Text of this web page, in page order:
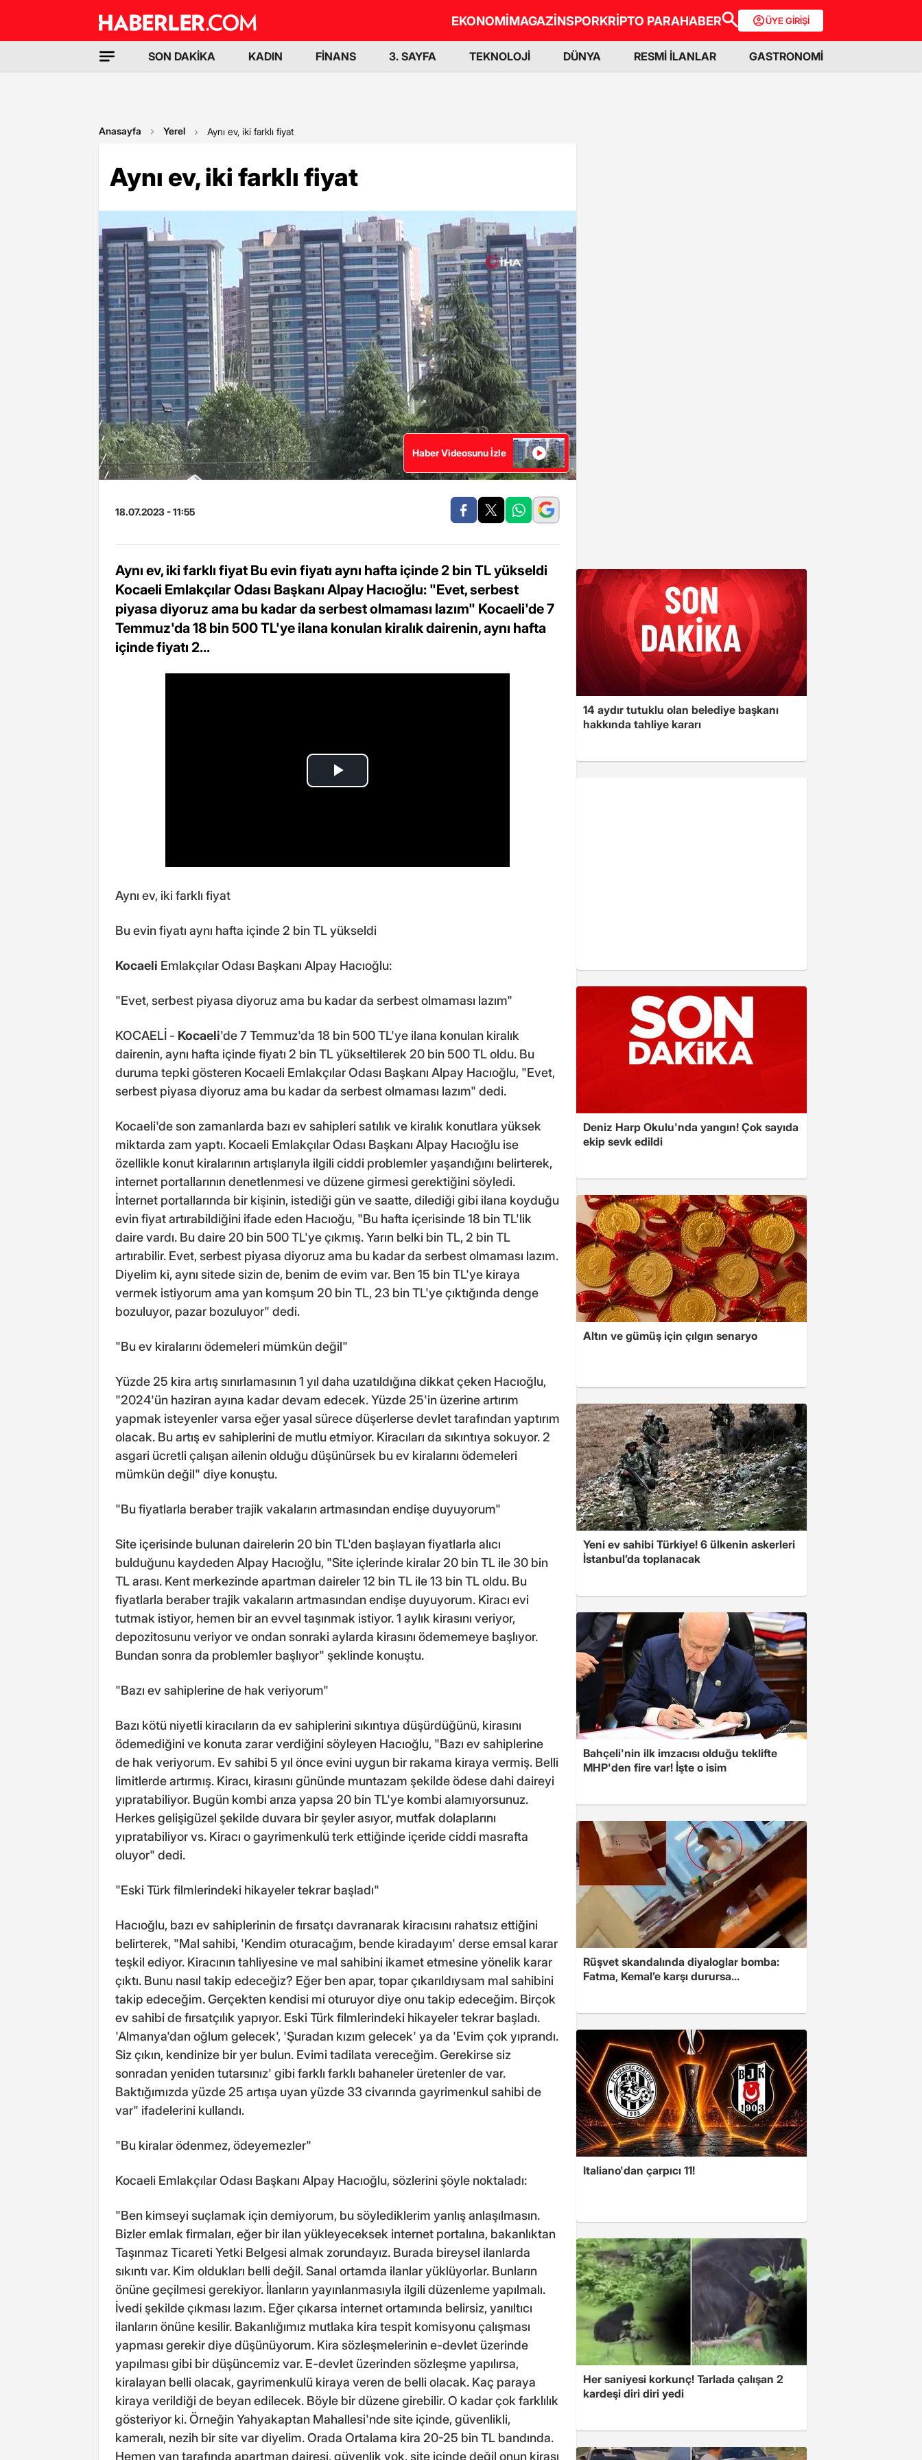
EKONOMİMAGAZİNSPORKRİPTO PARAHABER ÜYE GİRİŞİ
SON DAKİKA KADIN FİNANS 3. SAYFA TEKNOLOJİ DÜNYA RESMİ İLANLAR GASTRONOMİ
Anasayfa Yerel Aynı ev, iki farklı fiyat
Aynı ev, iki farklı fiyat
Haber Videosunu İzle
18.07.2023 - 11:55
Aynı ev, iki farklı fiyat Bu evin fiyatı aynı hafta içinde 2 bin TL yükseldi
Kocaeli Emlakçılar Odası Başkanı Alpay Hacıoğlu: "Evet, serbest
piyasa diyoruz ama bu kadar da serbest olmaması lazım" Kocaeli'de 7
Temmuz'da 18 bin 500 TL'ye ilana konulan kiralık dairenin, aynı hafta
içinde fiyatı 2...
Aynı ev, iki farklı fiyat
Bu evin fiyatı aynı hafta içinde 2 bin TL yükseldi
Kocaeli Emlakçılar Odası Başkanı Alpay Hacıoğlu:
"Evet, serbest piyasa diyoruz ama bu kadar da serbest olmaması lazım"
KOCAELİ - Kocaeli'de 7 Temmuz'da 18 bin 500 TL'ye ilana konulan kiralık
dairenin, aynı hafta içinde fiyatı 2 bin TL yükseltilerek 20 bin 500 TL oldu. Bu
duruma tepki gösteren Kocaeli Emlakçılar Odası Başkanı Alpay Hacıoğlu, "Evet,
serbest piyasa diyoruz ama bu kadar da serbest olmaması lazım" dedi.
Kocaeli'de son zamanlarda bazı ev sahipleri satılık ve kiralık konutlara yüksek
miktarda zam yaptı. Kocaeli Emlakçılar Odası Başkanı Alpay Hacıoğlu ise
özellikle konut kiralarının artışlarıyla ilgili ciddi problemler yaşandığını belirterek,
internet portallarının denetlenmesi ve düzene girmesi gerektiğini söyledi.
İnternet portallarında bir kişinin, istediği gün ve saatte, dilediği gibi ilana koyduğu
evin fiyat artırabildiğini ifade eden Hacıoğu, "Bu hafta içerisinde 18 bin TL'lik
daire vardı. Bu daire 20 bin 500 TL'ye çıkmış. Yarın belki bin TL, 2 bin TL
artırabilir. Evet, serbest piyasa diyoruz ama bu kadar da serbest olmaması lazım.
Diyelim ki, aynı sitede sizin de, benim de evim var. Ben 15 bin TL'ye kiraya
vermek istiyorum ama yan komşum 20 bin TL, 23 bin TL'ye çıktığında denge
bozuluyor, pazar bozuluyor" dedi.
"Bu ev kiralarını ödemeleri mümkün değil"
Yüzde 25 kira artış sınırlamasının 1 yıl daha uzatıldığına dikkat çeken Hacıoğlu,
"2024'ün haziran ayına kadar devam edecek. Yüzde 25'in üzerine artırım
yapmak isteyenler varsa eğer yasal sürece düşerlerse devlet tarafından yaptırım
olacak. Bu artış ev sahiplerini de mutlu etmiyor. Kiracıları da sıkıntıya sokuyor. 2
asgari ücretli çalışan ailenin olduğu düşünürsek bu ev kiralarını ödemeleri
mümkün değil" diye konuştu.
"Bu fiyatlarla beraber trajik vakaların artmasından endişe duyuyorum"
Site içerisinde bulunan dairelerin 20 bin TL'den başlayan fiyatlarla alıcı
bulduğunu kaydeden Alpay Hacıoğlu, "Site içlerinde kiralar 20 bin TL ile 30 bin
TL arası. Kent merkezinde apartman daireler 12 bin TL ile 13 bin TL oldu. Bu
fiyatlarla beraber trajik vakaların artmasından endişe duyuyorum. Kiracı evi
tutmak istiyor, hemen bir an evvel taşınmak istiyor. 1 aylık kirasını veriyor,
depozitosunu veriyor ve ondan sonraki aylarda kirasını ödememeye başlıyor.
Bundan sonra da problemler başlıyor" şeklinde konuştu.
"Bazı ev sahiplerine de hak veriyorum"
Bazı kötü niyetli kiracıların da ev sahiplerini sıkıntıya düşürdüğünü, kirasını
ödemediğini ve konuta zarar verdiğini söyleyen Hacıoğlu, "Bazı ev sahiplerine
de hak veriyorum. Ev sahibi 5 yıl önce evini uygun bir rakama kiraya vermiş. Belli
limitlerde artırmış. Kiracı, kirasını gününde muntazam şekilde ödese dahi daireyi
yıpratabiliyor. Bugün kombi arıza yapsa 20 bin TL'ye kombi alamıyorsunuz.
Herkes gelişigüzel şekilde duvara bir şeyler asıyor, mutfak dolaplarını
yıpratabiliyor vs. Kiracı o gayrimenkulü terk ettiğinde içeride ciddi masrafta
oluyor" dedi.
"Eski Türk filmlerindeki hikayeler tekrar başladı"
Hacıoğlu, bazı ev sahiplerinin de fırsatçı davranarak kiracısını rahatsız ettiğini
belirterek, "Mal sahibi, 'Kendim oturacağım, bende kiradayım' derse emsal karar
teşkil ediyor. Kiracının tahliyesine ve mal sahibini ikamet etmesine yönelik karar
çıktı. Bunu nasıl takip edeceğiz? Eğer ben apar, topar çıkarıldıysam mal sahibini
takip edeceğim. Gerçekten kendisi mi oturuyor diye onu takip edeceğim. Birçok
ev sahibi de fırsatçılık yapıyor. Eski Türk filmlerindeki hikayeler tekrar başladı.
'Almanya'dan oğlum gelecek', 'Şuradan kızım gelecek' ya da 'Evim çok yıprandı.
Siz çıkın, kendinize bir yer bulun. Evimi tadilata vereceğim. Gerekirse siz
sonradan yeniden tutarsınız' gibi farklı farklı bahaneler üretenler de var.
Baktığımızda yüzde 25 artışa uyan yüzde 33 civarında gayrimenkul sahibi de
var" ifadelerini kullandı.
"Bu kiralar ödenmez, ödeyemezler"
Kocaeli Emlakçılar Odası Başkanı Alpay Hacıoğlu, sözlerini şöyle noktaladı:
"Ben kimseyi suçlamak için demiyorum, bu söylediklerim yanlış anlaşılmasın.
Bizler emlak firmaları, eğer bir ilan yükleyeceksek internet portalına, bakanlıktan
Taşınmaz Ticareti Yetki Belgesi almak zorundayız. Burada bireysel ilanlarda
sıkıntı var. Kim oldukları belli değil. Sanal ortamda ilanlar yüklüyorlar. Bunların
önüne geçilmesi gerekiyor. İlanların yayınlanmasıyla ilgili düzenleme yapılmalı.
İvedi şekilde çıkması lazım. Eğer çıkarsa internet ortamında belirsiz, yanıltıcı
ilanların önüne kesilir. Bakanlığımız mutlaka kira tespit komisyonu çalışması
yapması gerekir diye düşünüyorum. Kira sözleşmelerinin e-devlet üzerinde
yapılması gibi bir düşüncemiz var. E-devlet üzerinden sözleşme yapılırsa,
kiralayan belli olacak, gayrimenkulü kiraya veren de belli olacak. Kaç paraya
kiraya verildiği de beyan edilecek. Böyle bir düzene girebilir. O kadar çok farklılık
gösteriyor ki. Örneğin Yahyakaptan Mahallesi'nde site içinde, güvenlikli,
kameralı, nezih bir site var diyelim. Orada Ortalama kira 20-25 bin TL bandında.
Hemen yan tarafında apartman dairesi, güvenlik yok, site içinde değil onun kirası
14 aydır tutuklu olan belediye başkanı
hakkında tahliye kararı
Deniz Harp Okulu'nda yangın! Çok sayıda
ekip sevk edildi
Altın ve gümüş için çılgın senaryo
Yeni ev sahibi Türkiye! 6 ülkenin askerleri
İstanbul’da toplanacak
Bahçeli'nin ilk imzacısı olduğu teklifte
MHP'den fire var! İşte o isim
Rüşvet skandalında diyaloglar bomba:
Fatma, Kemal’e karşı durursa...
Italiano'dan çarpıcı 11!
Her saniyesi korkunç! Tarlada çalışan 2
kardeşi diri diri yedi